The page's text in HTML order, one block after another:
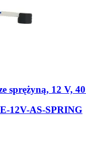
sprężyną, 12 V,
12V-AS-SPRING